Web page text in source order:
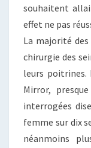
souhaitent
effet ne pas
La majorité
chirurgie des
leurs poitrines.
Mirror,
interrogées
femme sur dix
néanmoins